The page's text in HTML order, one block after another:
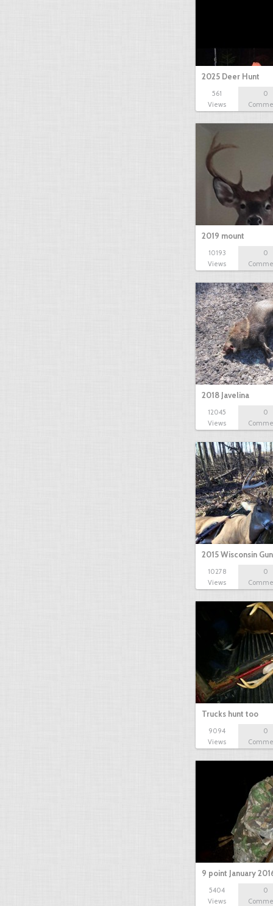
2025 Deer Hunt
561
Views
0
2019 mount
10193
Views
0
2018 Javelina
12045
Views
0
2015 Wisconsin
10278
Views
0
Trucks hunt too
9094
Views
0
9 point January
5404
Views
0